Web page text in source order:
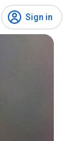
Sign in